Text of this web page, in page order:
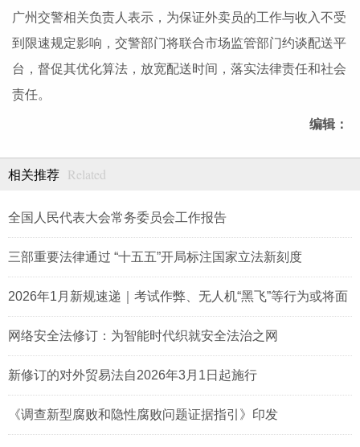
广州交警相关负责人表示，为保证外卖员的工作与收入不受
到限速规定影响，交警部门将联合市场监管部门约谈配送平
台，督促其优化算法，放宽配送时间，落实法律责任和社会
责任。
编辑：
相关推荐 Related
全国人民代表大会常务委员会工作报告
三部重要法律通过 “十五五”开局标注国家立法新刻度
2026年1月新规速递｜考试作弊、无人机“黑飞”等行为或将面
临处罚
网络安全法修订：为智能时代织就安全法治之网
新修订的对外贸易法自2026年3月1日起施行
《调查新型腐败和隐性腐败问题证据指引》印发